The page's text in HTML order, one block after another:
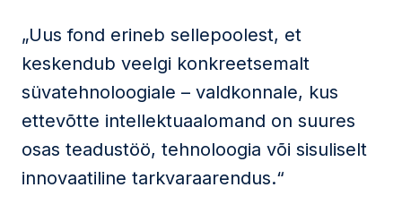
„Uus fond erineb sellepoolest, et
keskendub veelgi konkreetsemalt
süvatehnoloogiale – valdkonnale, kus
ettevõtte intellektuaalomand on suures
osas teadustöö, tehnoloogia või sisuliselt
innovaatiline tarkvaraarendus.“